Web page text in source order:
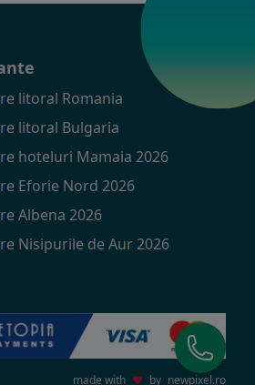
litoral Romania
litoral Bulgaria
hoteluri Mamaia 2026
Eforie Nord 2026
Albena 2026
Nisipurile de Aur 2026
made with ♥ by newpixel.ro